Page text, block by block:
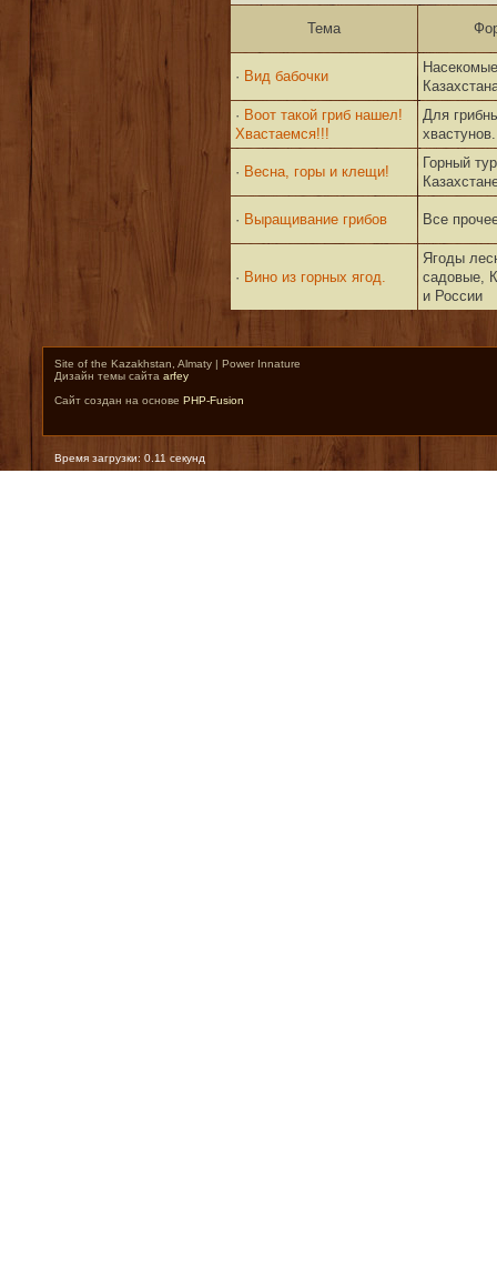
Тема
· Вид бабочки
· Воот такой гриб нашел!
Хвастаемся!!!
Для
· Весна, горы и клещи!
Горный
· Выращивание грибов Все
· Вино из горных ягод.
Ягоды
садовые,
и России
Site of the Kazakhstan, Almaty | Power Innature
Дизайн темы сайта arfey
Сайт создан на основе PHP-Fusion
Время загрузки: 0.11 секунд